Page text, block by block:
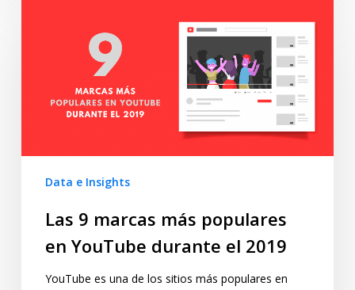
Data e Insights
Las 9 marcas más populares
en YouTube durante el 2019
YouTube es una de los sitios más populares en